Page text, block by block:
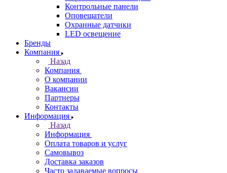
Контрольные панели
Оповещатели
Охранные датчики
LED освещение
Бренды
Компания
Назад
Компания
О компании
Вакансии
Партнеры
Контакты
Информация
Назад
Информация
Оплата товаров и услуг
Самовывоз
Доставка заказов
Часто задаваемые вопросы